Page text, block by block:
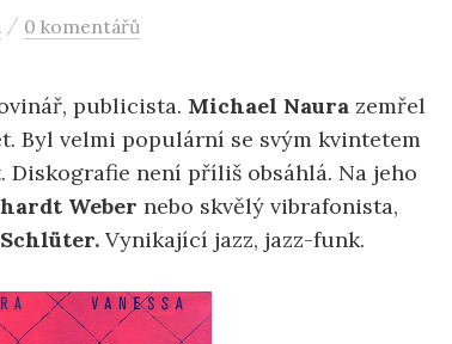
/ 0 komentářů
publicista. Michael Naura zemřel
Byl velmi populární se svým kvintetem
není příliš obsáhlá. Na jeho
Weber nebo skvělý vibrafonista,
Vynikající jazz, jazz-funk.